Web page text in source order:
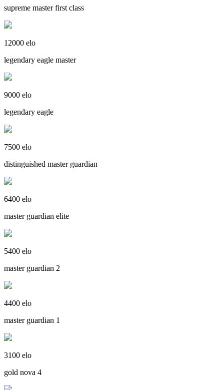
supreme master first class
12000 elo
legendary eagle master
9000 elo
legendary eagle
7500 elo
distinguished master guardian
6400 elo
master guardian elite
5400 elo
master guardian 2
4400 elo
master guardian 1
3100 elo
gold nova 4